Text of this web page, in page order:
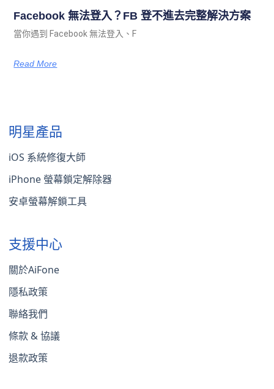
Facebook 無法登入？FB 登不進去完整解決方案
當你遇到 Facebook 無法登入、F
Read More
明星產品
iOS 系統修復大師
iPhone 螢幕鎖定解除器
安卓螢幕解鎖工具
支援中心
關於AiFone
隱私政策
聯絡我們
條款 & 協議
退款政策